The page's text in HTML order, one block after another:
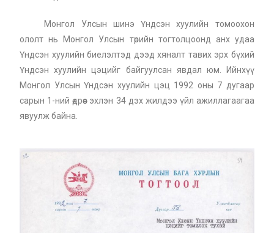
Монгол Улсын шинэ Үндсэн хуулийн томоохон
ололт нь Монгол Улсын төрийн тогтолцоонд анх удаа
Үндсэн хуулийн биелэлтэд дээд хяналт тавих эрх бүхий
Үндсэн хуулийн цэцийг байгуулсан явдал юм. Ийнхүү
Монгол Улсын Үндсэн хуулийн цэц 1992 оны 7 дугаар
сарын 1-ний өдрөөс эхлэн 34 дэх жилдээ үйл ажиллагаагаа
явуулж байна.